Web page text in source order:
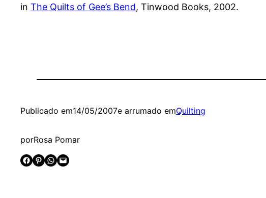
in The Quilts of Gee’s Bend, Tinwood Books, 2002.
Publicado em14/05/2007e arrumado emQuilting
porRosa Pomar
Share on Facebook
Share on Pinterest Share on WhatsApp Email this Page